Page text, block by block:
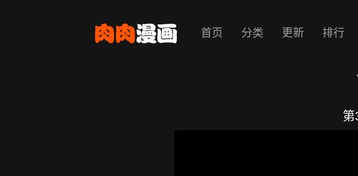
首页 分类 更新 排行
第